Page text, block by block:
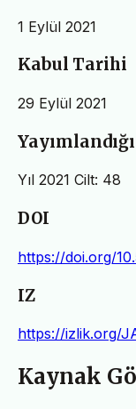
1 Eylül 2021
Kabul Tarihi
29 Eylül 2021
Yayımlandığı
Yıl 2021 Cilt: 48
DOI
https://doi.org/
IZ
https://izlik.org/
Kaynak